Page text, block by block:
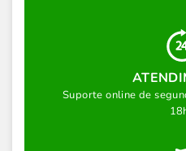
Suporte online de